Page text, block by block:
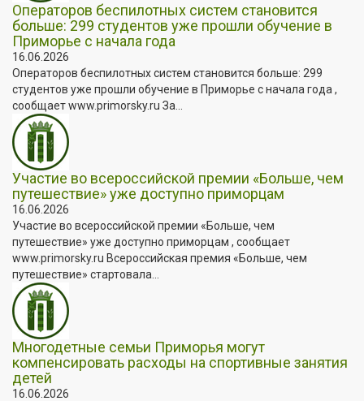
Операторов беспилотных систем становится
больше: 299 студентов уже прошли обучение в
Приморье с начала года
16.06.2026
Операторов беспилотных систем становится больше: 299
студентов уже прошли обучение в Приморье с начала года ,
сообщает www.primorsky.ru За...
Участие во всероссийской премии «Больше, чем
путешествие» уже доступно приморцам
16.06.2026
Участие во всероссийской премии «Больше, чем
путешествие» уже доступно приморцам , сообщает
www.primorsky.ru Всероссийская премия «Больше, чем
путешествие» стартовала...
Многодетные семьи Приморья могут
компенсировать расходы на спортивные занятия
детей
16.06.2026